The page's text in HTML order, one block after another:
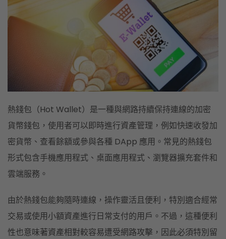
熱錢包（Hot Wallet）是一種與網路持續保持連線的加密
貨幣錢包，使用者可以即時進行資產管理，例如快速收發加
密貨幣、查看餘額或參與各種 DApp 應用。常見的熱錢包
形式包含手機應用程式、桌面應用程式、瀏覽器擴充套件和
雲端服務。
由於熱錢包能夠隨時連線，操作靈活且便利，特別適合經常
交易或使用小額資產進行日常支付的用戶。不過，這種便利
性也意味著資產相對較容易遭受網路攻擊，因此必須特別留